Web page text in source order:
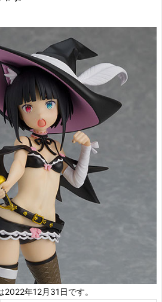
2022年12月31日です。